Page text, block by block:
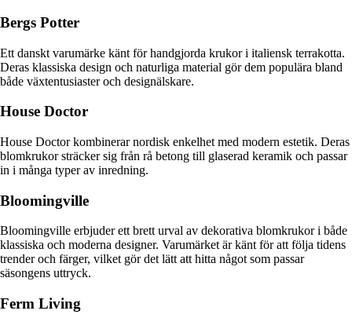
Bergs Potter
Ett danskt varumärke känt för handgjorda krukor i italiensk terrakotta.
Deras klassiska design och naturliga material gör dem populära bland
både växtentusiaster och designälskare.
House Doctor
House Doctor kombinerar nordisk enkelhet med modern estetik. Deras
blomkrukor sträcker sig från rå betong till glaserad keramik och passar
in i många typer av inredning.
Bloomingville
Bloomingville erbjuder ett brett urval av dekorativa blomkrukor i både
klassiska och moderna designer. Varumärket är känt för att följa tidens
trender och färger, vilket gör det lätt att hitta något som passar
säsongens uttryck.
Ferm Living